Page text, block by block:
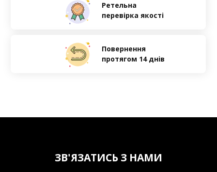
Ретельна
перевірка якості
Повернення
протягом 14 днів
ЗВ'ЯЗАТИСЬ З НАМИ